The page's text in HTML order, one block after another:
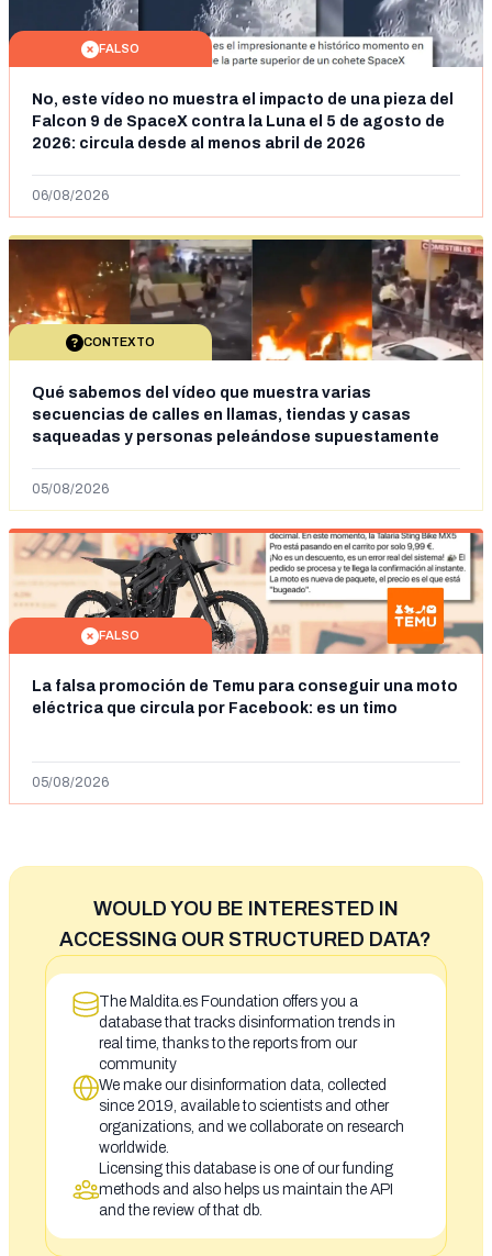
FALSO
No, este vídeo no muestra el impacto de una pieza del
Falcon 9 de SpaceX contra la Luna el 5 de agosto de
2026: circula desde al menos abril de 2026
06/08/2026
CONTEXTO
Qué sabemos del vídeo que muestra varias
secuencias de calles en llamas, tiendas y casas
saqueadas y personas peleándose supuestamente
situación irregular a Ceuta
05/08/2026
FALSO
La falsa promoción de Temu para conseguir una moto
eléctrica que circula por Facebook: es un timo
05/08/2026
WOULD YOU BE INTERESTED IN
ACCESSING OUR STRUCTURED DATA?
The Maldita.es Foundation offers you a
database that tracks disinformation trends in
real time, thanks to the reports from our
community
We make our disinformation data, collected
since 2019, available to scientists and other
organizations, and we collaborate on research
worldwide.
Licensing this database is one of our funding
methods and also helps us maintain the API
and the review of that db.